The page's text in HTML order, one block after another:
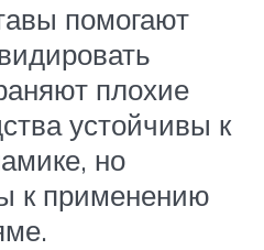
помогают
плохие
устойчивы к
но
к применению